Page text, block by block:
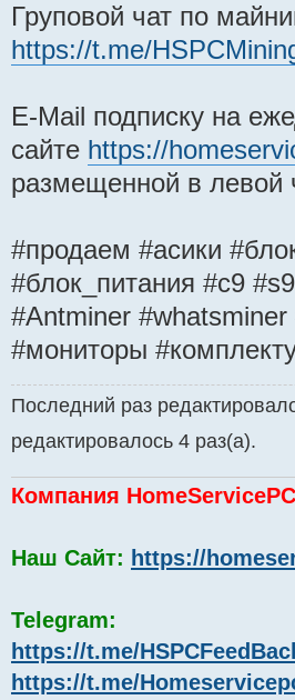
Груповой чат по
https://t.me/
E-Mail подписку на
сайте https://
размещенной в левой
#продаем #асики
#блок_питания #с9
#Antminer
#мониторы
Последний раз
редактировалось 4 раз(а).
Компания
Наш Сайт: https://
Telegram:
https://t.me/
https://t.me/